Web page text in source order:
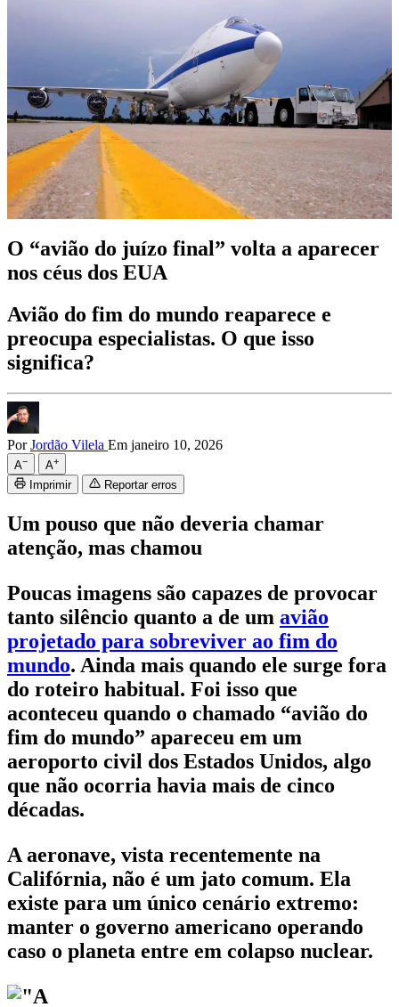
O “avião do juízo final” volta a aparecer
nos céus dos EUA
Avião do fim do mundo reaparece e
preocupa especialistas. O que isso
significa?
PorJordão Vilela Em janeiro 10, 2026
A− A+
Imprimir Reportar erros
Um pouso que não deveria chamar
atenção, mas chamou
Poucas imagens são capazes de provocar
tanto silêncio quanto a de um avião
projetado para sobreviver ao fim do
mundo. Ainda mais quando ele surge fora
do roteiro habitual. Foi isso que
aconteceu quando o chamado “avião do
fim do mundo” apareceu em um
aeroporto civil dos Estados Unidos, algo
que não ocorria havia mais de cinco
décadas.
A aeronave, vista recentemente na
Califórnia, não é um jato comum. Ela
existe para um único cenário extremo:
manter o governo americano operando
caso o planeta entre em colapso nuclear.